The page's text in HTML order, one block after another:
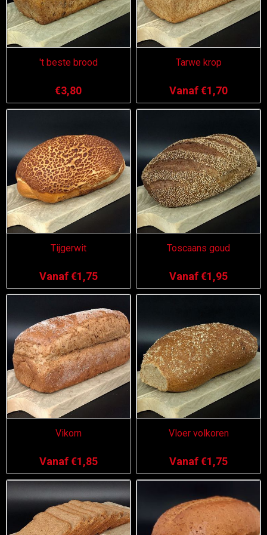
't beste brood
€3,80
Tarwe krop
Vanaf €1,70
Tijgerwit
Vanaf €1,75
Toscaans goud
Vanaf €1,95
Vikorn
Vanaf €1,85
Vloer volkoren
Vanaf €1,75